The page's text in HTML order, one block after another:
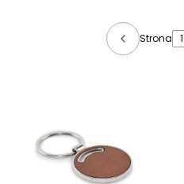
Lista produktów
Strona